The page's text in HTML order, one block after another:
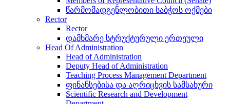
წარმომადგენლობითი საბჭოს ოქმები
Rector
Rector
დამხმარე სტრუქტურული ერთეული
Head Of Administration
Head of Administration
Deputy Head of Administration
Teaching Process Management Department
ფინანსებისა და აღრიცხვის სამსახური
Scientific Research and Development